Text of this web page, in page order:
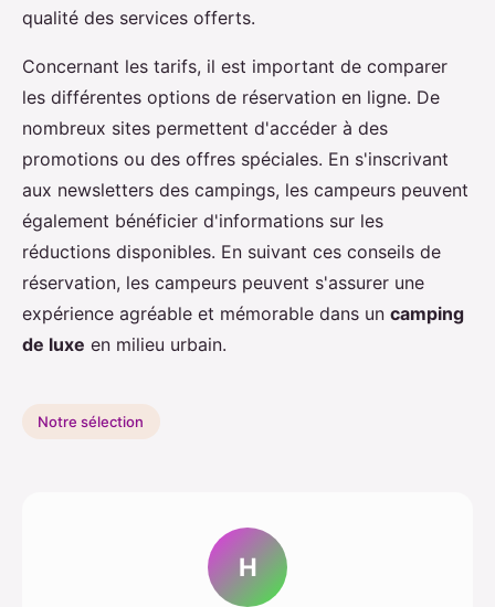
qualité des services offerts.
Concernant les tarifs, il est important de comparer
les différentes options de réservation en ligne. De
nombreux sites permettent d'accéder à des
promotions ou des offres spéciales. En s'inscrivant
aux newsletters des campings, les campeurs peuvent
également bénéficier d'informations sur les
réductions disponibles. En suivant ces conseils de
réservation, les campeurs peuvent s'assurer une
expérience agréable et mémorable dans un camping
de luxe en milieu urbain.
Notre sélection
H